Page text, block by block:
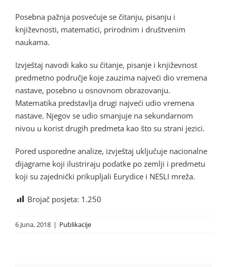
Posebna pažnja posvećuje se čitanju, pisanju i
književnosti, matematici, prirodnim i društvenim
naukama.
Izvještaj navodi kako su čitanje, pisanje i književnost
predmetno područje koje zauzima najveći dio vremena
nastave, posebno u osnovnom obrazovanju.
Matematika predstavlja drugi najveći udio vremena
nastave. Njegov se udio smanjuje na sekundarnom
nivou u korist drugih predmeta kao što su strani jezici.
Pored usporedne analize, izvještaj uključuje nacionalne
dijagrame koji ilustriraju podatke po zemlji i predmetu
koji su zajednički prikupljali Eurydice i NESLI mreža.
Brojač posjeta: 1.250
6 Juna, 2018 | Publikacije